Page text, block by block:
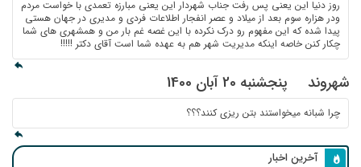
روز دنیا این یعنی پس رفت جناب شهردار این یعنی مبارزه تعمدی با خواست مردم
ودر هزاره سوم بعد از میلاد و عصر انفجار اطلاعات فردی و مدیری در جهان هستی
پیدا شده که این مفهوم رو درک نکرده با این غصه غم بار من و همشهری های شما
چکار کنن خاصه اینکه مدیریت شهر هم به عهده شما است آقای دکتر !!!!!
شهروند پنجشنبه 20 آبان 1400
چرا شبانه میخواستند بتن ریزی کنند؟؟؟
آخرین اخبار